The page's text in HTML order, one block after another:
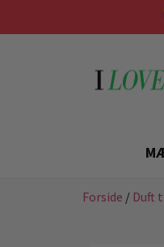
Forside / Duft